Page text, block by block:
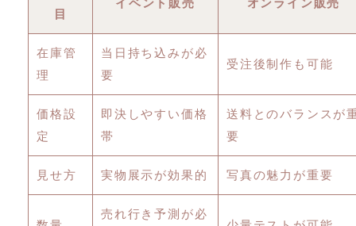
目
イベント販売 オンライン販売
在庫管
理
当日持ち込みが必
要
受注後制作も可能
価格設
定
即決しやすい価格
帯
送料とのバランスが
要
見せ方 実物展示が効果的 写真の魅力が重要
売れ行き予測が必